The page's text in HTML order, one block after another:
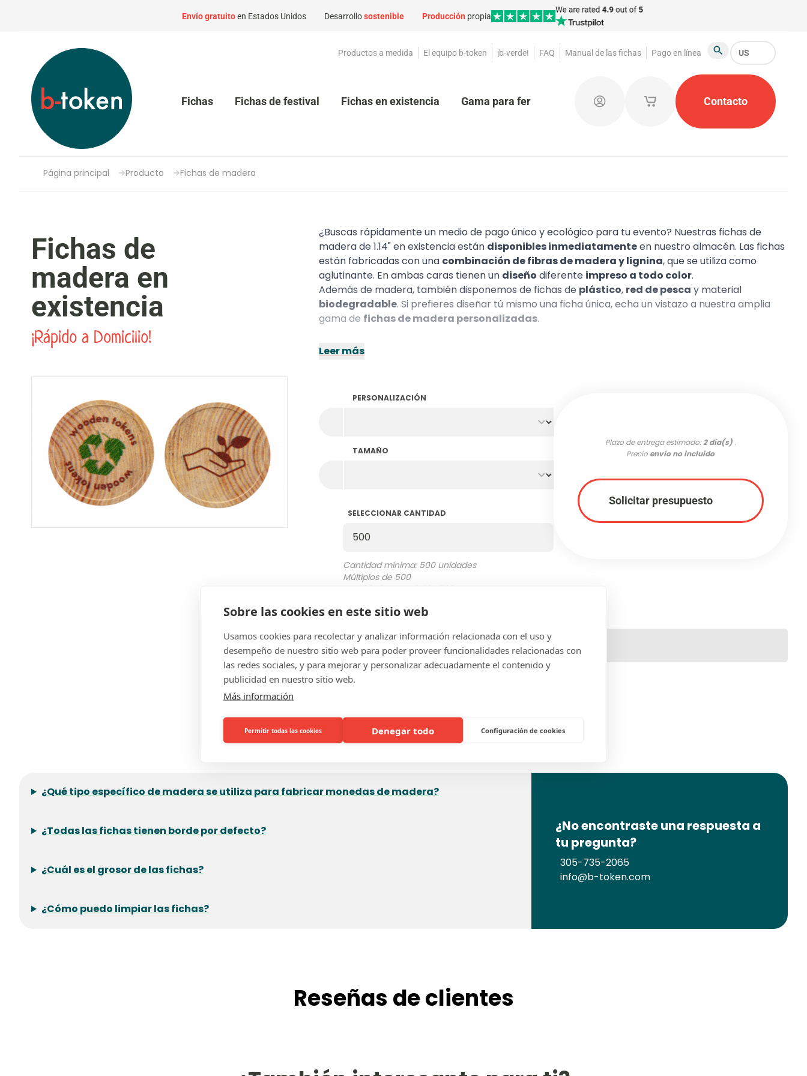
Sobre las cookies en este sitio web
Usamos cookies para recolectar y analizar información relacionada con el uso y
desempeño de nuestro sitio web para poder proveer funcionalidades relacionadas con
las redes sociales, y para mejorar y personalizar adecuadamente el contenido y
publicidad en nuestro sitio web.
Más información
Permitir todas las cookies Denegar todo Configuración de cookies
Envío gratuitoen Estados Unidos Desarrollosostenible Producción propia
Productos a medida El equipo b-token ¡b-verde! FAQ Manual de las fichas Pago en línea
Buscar
US
Fichas Fichas de festival Fichas en existencia Gama para ferias Fichas para guardarropa Productos
Iniciar sesiónMis carritos de compras guardados
Contacto
Página principal Producto Fichas de madera
Fichas de
madera en
existencia
¡Rápido a Domicilio!
¿Buscas rápidamente un medio de pago único y ecológico para tu evento? Nuestras fichas de
madera de 1.14" en existencia están disponibles inmediatamenteen nuestro almacén. Las fichas
están fabricadas con una combinación de fibras de madera y lignina, que se utiliza como
aglutinante. En ambas caras tienen un diseño diferente impreso a todo color.
Además de madera, también disponemos de fichas de plástico, red de pesca y material
biodegradable. Si prefieres diseñar tú mismo una ficha única, echa un vistazo a nuestra amplia
gama de fichas de madera personalizadas.
Leer más
PERSONALIZACIÓN
TAMAÑO
SELECCIONAR CANTIDAD
Cantidad mínima: 500 unidades
Múltiplos de 500
Cantidad en stock: 164.500
Plazo de entrega estimado:2 día(s).
Precio envío no incluido
Solicitar presupuesto
PRECIOS
Preguntas frecuentes
¿Qué tipo específico de madera se utiliza para fabricar monedas de madera?
¿Todas las fichas tienen borde por defecto?
¿Cuál es el grosor de las fichas?
¿Cómo puedo limpiar las fichas?
¿No encontraste una respuesta a
tu pregunta?
305-735-2065
info@b-token.com
Reseñas de clientes